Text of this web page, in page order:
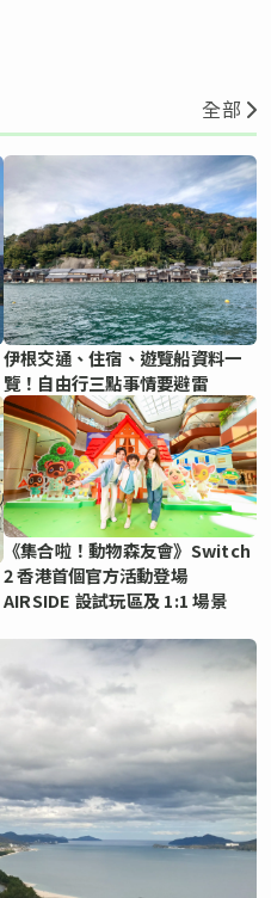
全部
伊根交通、住宿、遊覽船資料一
覽！自由行三點事情要避雷
《集合啦！動物森友會》Switch
2 香港首個官方活動登場
AIRSIDE 設試玩區及 1:1 場景